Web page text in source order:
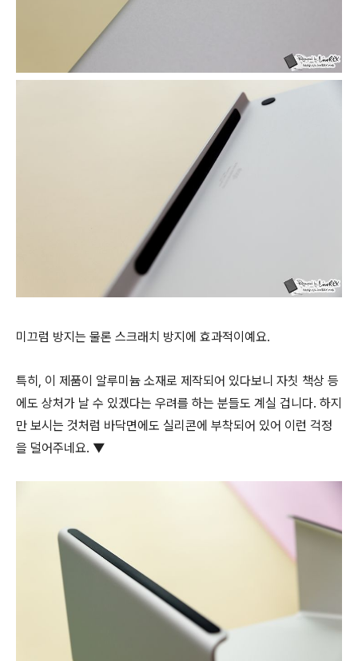
미끄럼 방지는 물론 스크래치 방지에 효과적이예요.
특히, 이 제품이 알루미늄 소재로 제작되어 있다보니 자칫 책상 등
에도 상처가 날 수 있겠다는 우려를 하는 분들도 계실 겁니다. 하지
만 보시는 것처럼 바닥면에도 실리콘에 부착되어 있어 이런 걱정
을 덜어주네요. ▼